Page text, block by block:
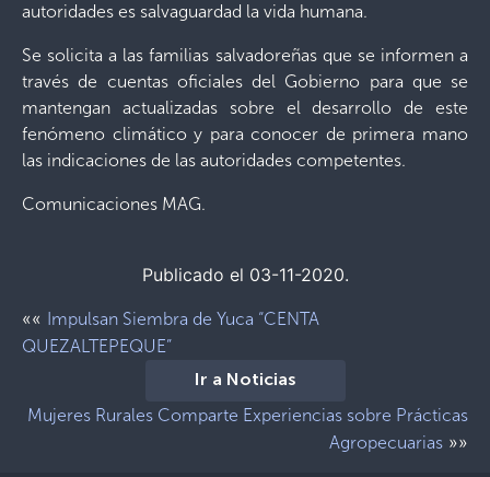
autoridades es salvaguardad la vida humana.
Se solicita a las familias salvadoreñas que se informen a
través de cuentas oficiales del Gobierno para que se
mantengan actualizadas sobre el desarrollo de este
fenómeno climático y para conocer de primera mano
las indicaciones de las autoridades competentes.
Comunicaciones MAG.
Publicado el 03-11-2020.
«« Impulsan Siembra de Yuca “CENTA
QUEZALTEPEQUE”
Ir a Noticias
Mujeres Rurales Comparte Experiencias sobre Prácticas
Agropecuarias »»